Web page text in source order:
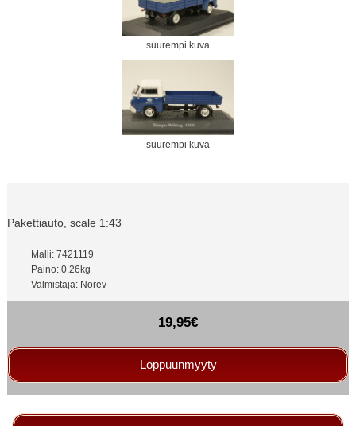
suurempi kuva
suurempi kuva
Pakettiauto, scale 1:43
Malli: 7421119
Paino: 0.26kg
Valmistaja: Norev
19,95€
Loppuunmyyty